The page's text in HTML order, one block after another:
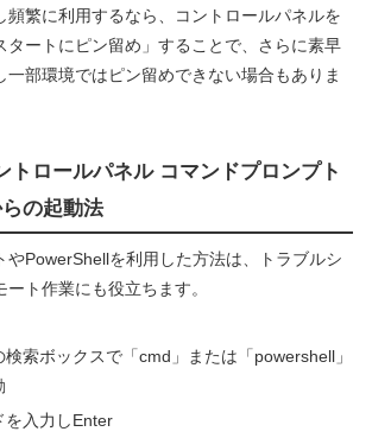
頻繁に利用するなら、コントロールパネルを
タートにピン留め」することで、さらに素早
一部環境ではピン留めできない場合もありま
トロールパネル コマンドプロンプト
の起動法
やPowerShellを利用した方法は、トラブルシ
ート作業にも役立ちます。
検索ボックスで「cmd」または「powershell」
を入力しEnter